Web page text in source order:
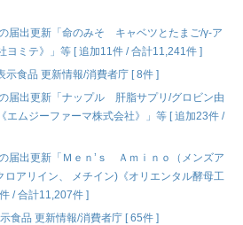
届出更新「命のみそ キャベツとたまご/γ-ア
ヨミテ》」等 [ 追加11件 / 合計11,241件 ]
食品 更新情報/消費者庁 [ 8件 ]
届出更新「ナップル 肝脂サプリ/グロビン由
エムジーファーマ株式会社》」等 [ 追加23件 /
届出更新「Ｍｅｎ’ｓ Ａｍｉｎｏ（メンズア
ロアリイン、 メチイン)《オリエンタル酵母工
/ 合計11,207件 ]
食品 更新情報/消費者庁 [ 65件 ]